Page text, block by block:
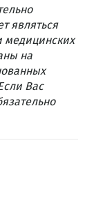
являться
медицинских
на
Вас